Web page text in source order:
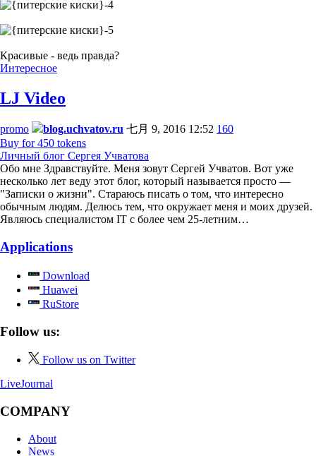
Красивые - ведь правда?
Интересное
LJ Video
promo blog.uchvatov.ru 七月 9, 2016 12:52 160
Buy for 450 tokens
Личный блог Сергея Учватова
Обо мне Здравствуйте. Меня зовут Сергей Учватов. Вот уже
несколько лет веду этот блог, который называется просто —
"Записки о жизни". Стараюсь писать о том, что интересно
обычным людям. Делюсь тем, что окружает меня и моих друзей.
Являюсь специалистом IT с более чем 25-летним…
Applications
Download
Huawei
RuStore
Follow us:
Follow us on Twitter
LiveJournal
COMPANY
About
News